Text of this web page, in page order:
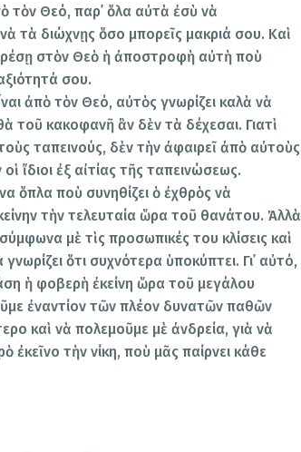
τὸν Θεό, παρ᾿ ὅλα αὐτὰ ἐσὺ νὰ
τὰ διώχνῃς ὅσο μπορεῖς μακριά σου. Καὶ
στὸν Θεὸ ἡ ἀποστροφὴ αὐτὴ ποὺ
σου.
ἀπὸ τὸν Θεό, αὐτὸς γνωρίζει καλὰ νὰ
τοῦ κακοφανῆ ἂν δὲν τὰ δέχεσαι. Γιατὶ
ταπεινούς, δὲν τὴν ἀφαιρεῖ ἀπὸ αὐτοὺς
ἴδιοι ἐξ αἰτίας τῆς ταπεινώσεως.
ὅπλα ποὺ συνηθίζει ὁ ἐχθρὸς νὰ
τὴν τελευταία ὥρα τοῦ θανάτου. Ἀλλὰ
μὲ τὶς προσωπικές του κλίσεις καὶ
ὅτι συχνότερα ὑποκύπτει. Γι᾿ αὐτό,
ἡ φοβερὴ ἐκείνη ὥρα τοῦ μεγάλου
ἐναντίον τῶν πλέον δυνατῶν παθῶν
καὶ νὰ πολεμοῦμε μὲ ἀνδρεία, γιὰ νὰ
ἐκεῖνο τὴν νίκη, ποὺ μᾶς παίρνει κάθε